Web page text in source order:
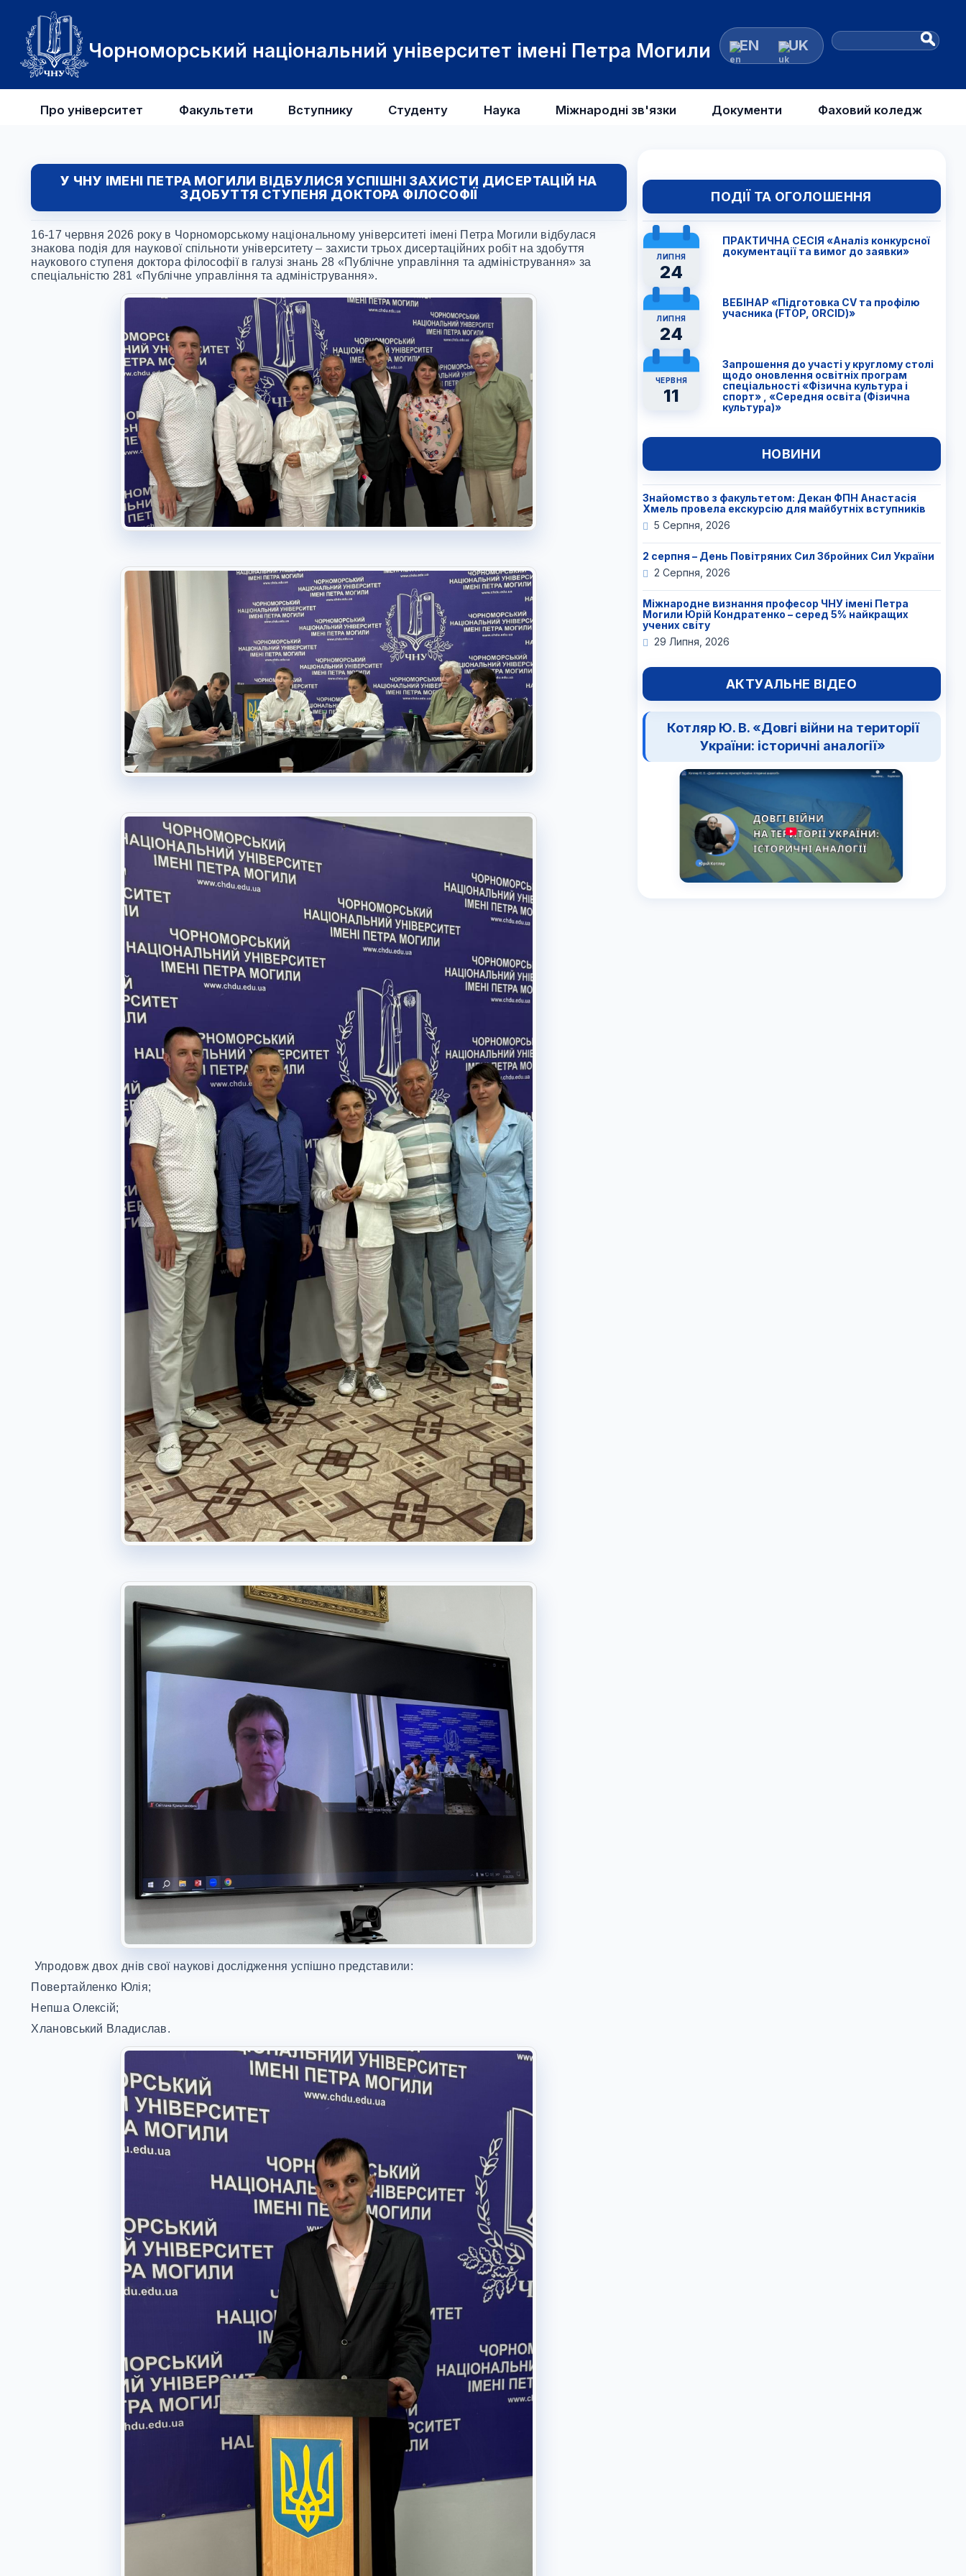
Чорноморський національний університет імені Петра Могили
Про університет Факультети Вступнику Студенту Наука Міжнародні зв'язки Документи Фаховий коледж
У ЧНУ ІМЕНІ ПЕТРА МОГИЛИ ВІДБУЛИСЯ УСПІШНІ ЗАХИСТИ ДИСЕРТАЦІЙ НА
ЗДОБУТТЯ СТУПЕНЯ ДОКТОРА ФІЛОСОФІЇ
16-17 червня 2026 року в Чорноморському національному університеті імені Петра Могили відбулася
знакова подія для наукової спільноти університету – захисти трьох дисертаційних робіт на здобуття
наукового ступеня доктора філософії в галузі знань 28 «Публічне управління та адміністрування» за
спеціальністю 281 «Публічне управління та адміністрування».
Упродовж двох днів свої наукові дослідження успішно представили:
Повертайленко Юлія;
Непша Олексій;
Хлановський Владислав.
ПОДІЇ ТА ОГОЛОШЕННЯ
ЛИПНЯ
24
ПРАКТИЧНА СЕСІЯ «Аналіз конкурсної
документації та вимог до заявки»
ЛИПНЯ
24
ВЕБІНАР «Підготовка CV та профілю
учасника (FTОP, ORCID)»
ЧЕРВНЯ
11
Запрошення до участі у круглому столі
щодо оновлення освітніх програм
спеціальності «Фізична культура і
спорт» , «Середня освіта (Фізична
культура)»
НОВИНИ
Знайомство з факультетом: Декан ФПН Анастасія
Хмель провела екскурсію для майбутніх вступників
5 Серпня, 2026
2 серпня – День Повітряних Сил Збройних Сил України
2 Серпня, 2026
Міжнародне визнання професор ЧНУ імені Петра
Могили Юрій Кондратенко – серед 5% найкращих
учених світу
29 Липня, 2026
АКТУАЛЬНЕ ВІДЕО
Котляр Ю. В. «Довгі війни на території
України: історичні аналогії»
EN UK